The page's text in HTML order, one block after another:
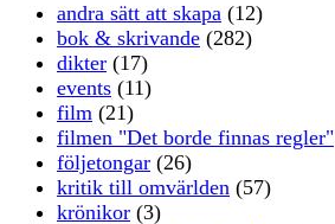
andra sätt att skapa (12)
bok & skrivande (282)
dikter (17)
events (11)
film (21)
filmen "Det borde finnas regler"
följetongar (26)
kritik till omvärlden (57)
krönikor (3)